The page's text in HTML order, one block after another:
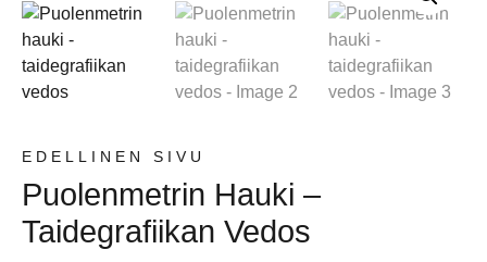
EDELLINEN SIVU
Puolenmetrin Hauki –
Taidegrafiikan Vedos